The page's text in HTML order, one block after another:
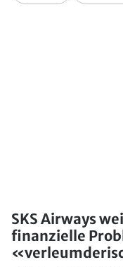
SKS Airways
finanzielle